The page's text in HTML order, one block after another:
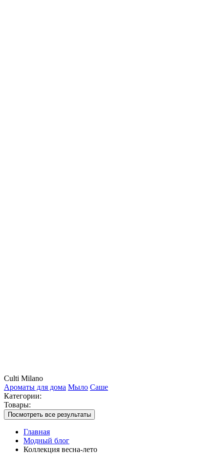
Culti Milano
Ароматы для дома Мыло Саше
Категории:
Товары:
Посмотреть все результаты
Главная
Модный блог
Коллекция весна-лето